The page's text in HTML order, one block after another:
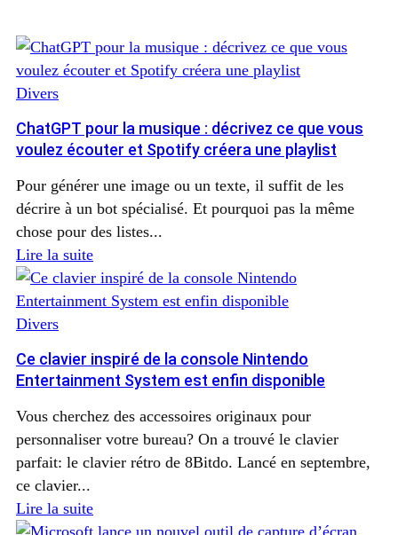
Divers
ChatGPT pour la musique : décrivez ce que vous
voulez écouter et Spotify créera une playlist
Pour générer une image ou un texte, il suffit de les
décrire à un bot spécialisé. Et pourquoi pas la même
chose pour des listes...
Lire la suite
Divers
Ce clavier inspiré de la console Nintendo
Entertainment System est enfin disponible
Vous cherchez des accessoires originaux pour
personnaliser votre bureau? On a trouvé le clavier
parfait: le clavier rétro de 8Bitdo. Lancé en septembre,
ce clavier...
Lire la suite